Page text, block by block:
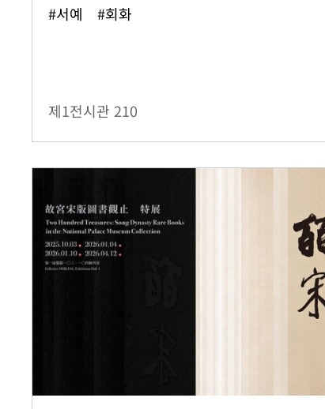
#서예 #회화
제1전시관 210